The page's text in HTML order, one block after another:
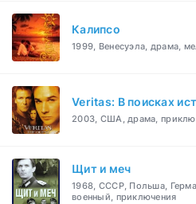
Калипсо
1999, Венесуэла, драма,
Veritas: В поисках
2003, США, драма,
Щит и меч
1968, СССР, Польша,
военный, приключения